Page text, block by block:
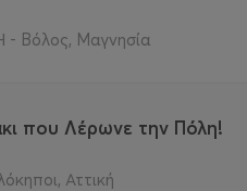
Βόλος, Μαγνησία
που Λέρωνε την Πόλη!
Αττική